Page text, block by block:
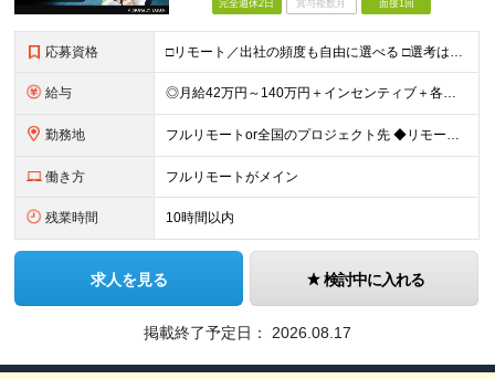
完全週休2日 賞与複数月 面接1回
応募資格 □リモート／出社の頻度も自由に選べる □選考は役員とWeb面談1回のみ □学歴不問／第二新卒歓迎／ブランクOK 【応募条件】 ◎ITエンジニアの実務経験1年以上をお持ちの方 └言語・業界・ジャンル不
給与 ◎月給42万円～140万円＋インセンティブ＋各種手当 ・エンジニア平均年収640万円 ・入社したエンジニア全員年収UP！平均180万円UP！ ・還元率80~95%！平均還元率86.9% ・単価連動型⇒
勤務地 フルリモートor全国のプロジェクト先 ◆リモート実施率93%（リモート／出社の頻度も自分で選べる） ◆UIターン歓迎！転勤なし ※(変更の範囲)上記を除く当社関連勤務地 ＼独立した評価機関による評価
働き方 フルリモートがメイン
残業時間 10時間以内
求人を見る 検討中に入れる
掲載終了予定日： 2026.08.17